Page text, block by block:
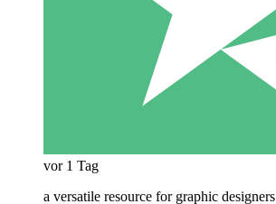
vor 1 Tag
a versatile resource for graphic designers